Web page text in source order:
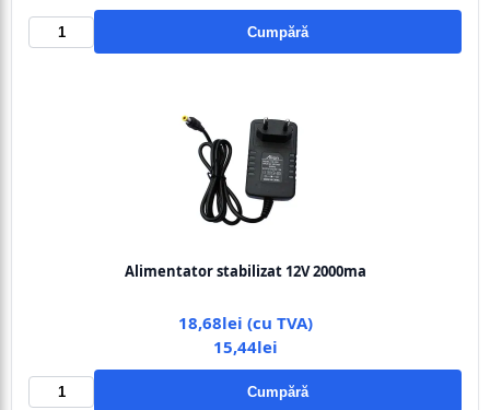
Cumpără
Alimentator stabilizat 12V 2000ma
18,68lei (cu TVA)
15,44lei
Cumpără